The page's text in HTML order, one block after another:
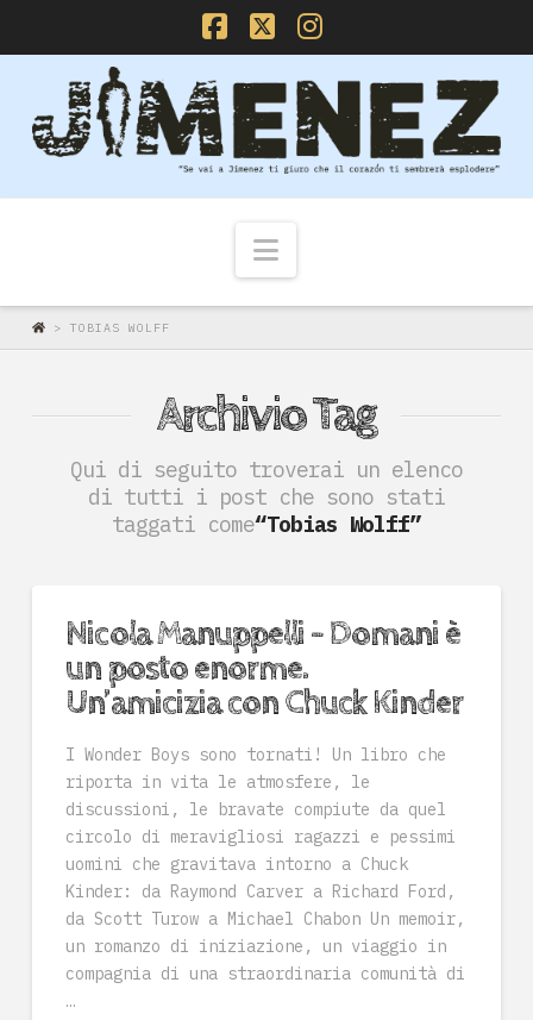
Facebook
X Instagram
Navigazione
>TOBIAS WOLFF
Archivio Tag
Qui di seguito troverai un elenco
di tutti i post che sono stati
taggati come“Tobias Wolff”
Nicola Manuppelli – Domani è
un posto enorme.
Un’amicizia con Chuck Kinder
I Wonder Boys sono tornati! Un libro che
riporta in vita le atmosfere, le
discussioni, le bravate compiute da quel
circolo di meravigliosi ragazzi e pessimi
uomini che gravitava intorno a Chuck
Kinder: da Raymond Carver a Richard Ford,
da Scott Turow a Michael Chabon Un memoir,
un romanzo di iniziazione, un viaggio in
compagnia di una straordinaria comunità di
…